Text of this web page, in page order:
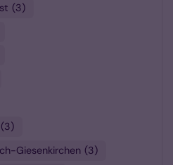
3
3
Giesenkirchen 3